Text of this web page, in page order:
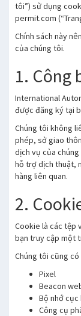
tôi”) sử dụng
permit.com
Chính sách này
của chúng tôi.
1. Công
International
được đăng ký tại
Chúng tôi không
phép, sở giao
dịch vụ của
hỗ trợ dịch thuật,
hàng liên quan.
2.
Cookie là các tệp
bạn truy cập một
Chúng tôi cũng
Pixel
Beacon
Bộ nhớ cục
Công cụ